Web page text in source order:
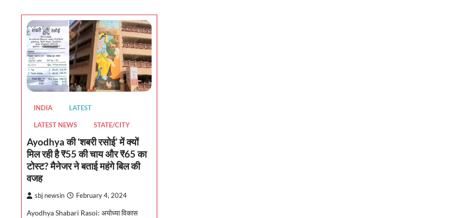
INDIA LATEST
LATEST NEWS STATE/CITY
Ayodhya की ‘शबरी रसोई’ में क्यों
मिल रही है ₹55 की चाय और ₹65 का
टोस्ट? मैनेजर ने बताई महंगे बिल की
वजह
sbj newsin February 4, 2024
Ayodhya Shabari Rasoi: अयोध्या विकास